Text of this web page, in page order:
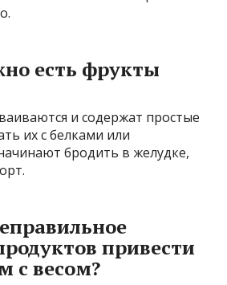
есть фрукты
и содержат простые
их с белками или
бродить в желудке,
привести
с весом?